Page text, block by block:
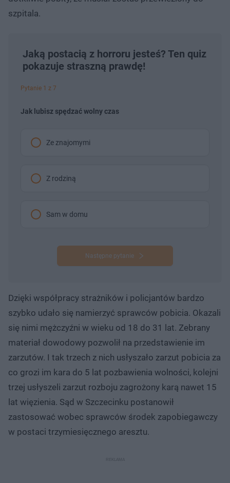
szpitala.
Jaką postacią z horroru jesteś? Ten quiz
pokazuje straszną prawdę!
Pytanie 1 z 7
Jak lubisz spędzać wolny czas
Ze znajomymi
Z rodziną
Sam w domu
Następne pytanie
Dzięki współpracy strażników i policjantów bardzo
szybko udało się namierzyć sprawców pobicia. Okazali
się nimi mężczyźni w wieku od 18 do 31 lat. Zebrany
materiał dowodowy pozwolił na przedstawienie im
zarzutów. I tak trzech z nich usłyszało zarzut pobicia za
co grozi im kara do 5 lat pozbawienia wolności, kolejni
trzej usłyszeli zarzut rozboju zagrożony karą nawet 15
lat więzienia. Sąd w Szczecinku postanowił
zastosować wobec sprawców środek zapobiegawczy
w postaci trzymiesięcznego aresztu.